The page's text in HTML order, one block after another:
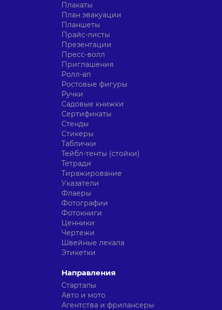
Плакаты
План эвакуации
Планшеты
Прайс-листы
Презентации
Пресс-волл
Приглашения
Ролл-ап
Ростовые фигуры
Ручки
Садовые книжки
Сертификаты
Стенды
Стикеры
Таблички
Тейбл-тенты (стойки)
Тетради
Тиражирование
Указатели
Флаеры
Фотографии
Фотокниги
Ценники
Чертежи
Швейные лекала
Этикетки
Направления
Стартапы
Авто и мото
Агентства и фрилансеры